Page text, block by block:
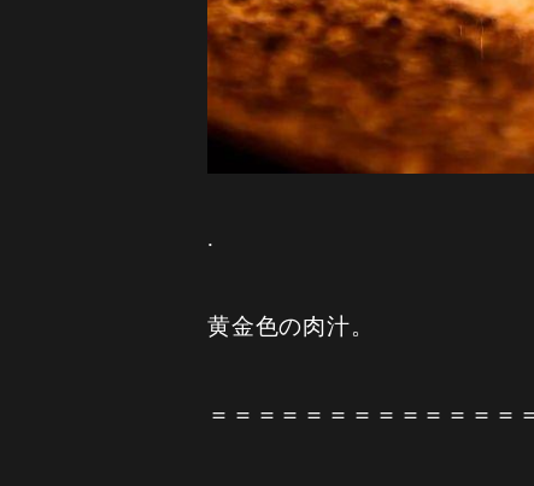
.
黄金色の肉汁。
＝＝＝＝＝＝＝＝＝＝＝＝＝